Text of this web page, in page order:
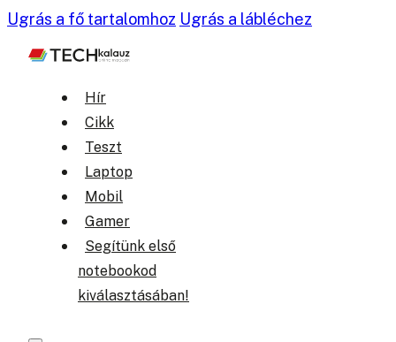
Ugrás a fő tartalomhoz Ugrás a lábléchez
Hír
Cikk
Teszt
Laptop
Mobil
Gamer
Segítünk első
notebookod
kiválasztásában!